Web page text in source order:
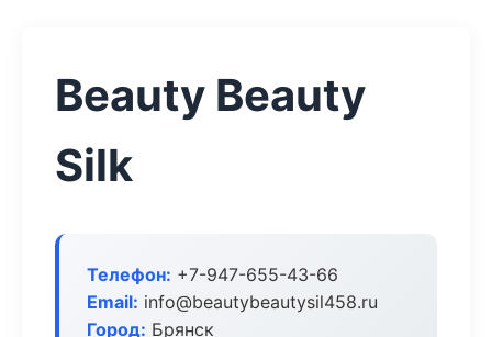
Beauty Beauty
Silk
Телефон: +7-947-655-43-66
Email: info@beautybeautysil458.ru
Город: Брянск